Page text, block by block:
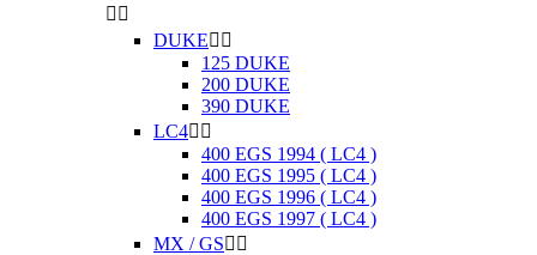
 
DUKE 
125 DUKE
200 DUKE
390 DUKE
LC4 
400 EGS 1994 ( LC4 )
400 EGS 1995 ( LC4 )
400 EGS 1996 ( LC4 )
400 EGS 1997 ( LC4 )
MX / GS 